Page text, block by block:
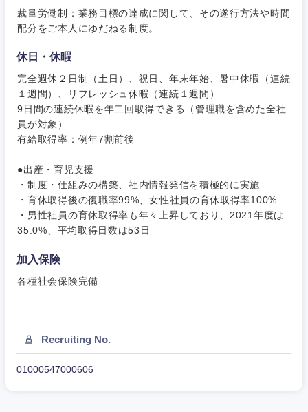
裁量労働制：業務目標の達成に関して、その遂行方法や時間
配分をご本人にゆだねる制度。
休日・休暇
完全週休２日制（土日）、祝日、年末年始、暑中休暇（連続
１週間）、リフレッシュ休暇（連続１週間）
9日間の連続休暇を年二回取得できる（管理職を含めた全社
員が対象）
有給取得率：例年7割前後
●出産・育児支援
・制度・仕組みの構築、社内情報発信を積極的に実施
・育休取得後の復職率99%、女性社員の育休取得率100%
・男性社員の育休取得率も年々上昇しており、2021年度は
35.0%、平均取得日数は53日
加入保険
各種社会保険完備
Recruiting No.
01000547000606